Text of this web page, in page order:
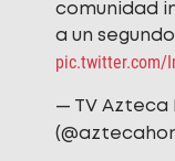
comunidad
a un
pic.twitter.com/
— TV Azteca